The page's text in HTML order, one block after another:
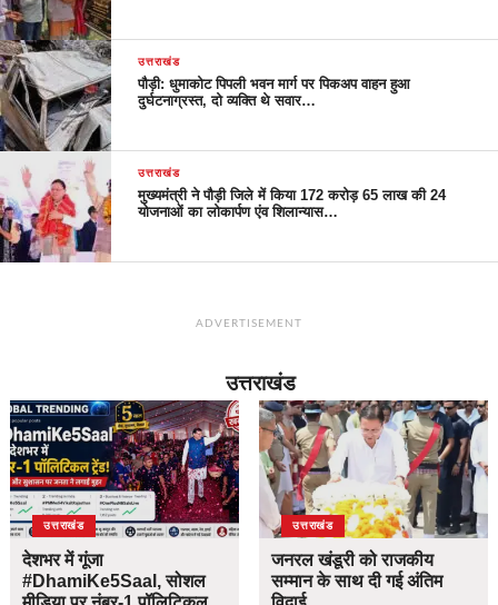
उत्तराखंड
पौड़ी: धुमाकोट पिपली भवन मार्ग पर पिकअप वाहन हुआ
दुर्घटनाग्रस्त, दो व्यक्ति थे सवार…
उत्तराखंड
मुख्यमंत्री ने पौड़ी जिले में किया 172 करोड़ 65 लाख की 24
योजनाओं का लोकार्पण एंव शिलान्यास…
ADVERTISEMENT
उत्तराखंड
उत्तराखंड
देशभर में गूंजा
#DhamiKe5Saal, सोशल
उत्तराखंड
जनरल खंडूरी को राजकीय
सम्मान के साथ दी गई अंतिम